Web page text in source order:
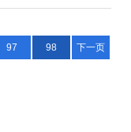
97 98 下一页